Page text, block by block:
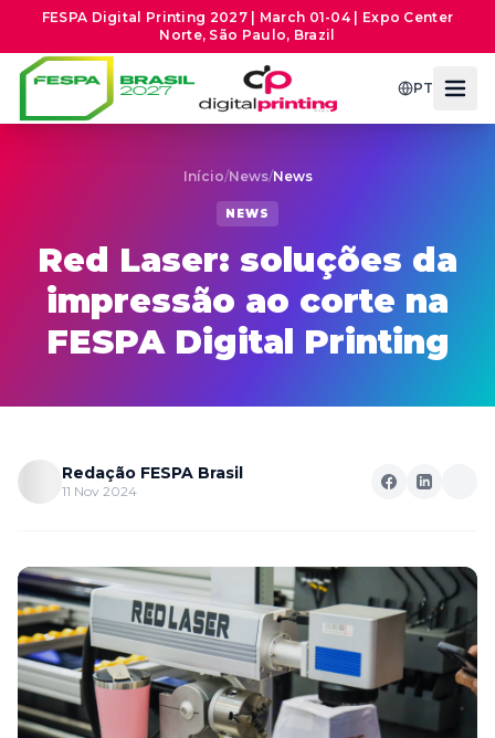
FESPA Digital Printing 2027 | March 01-04 | Expo Center
Norte, São Paulo, Brazil
PT
Início/News/News
NEWS
Red Laser: soluções da
impressão ao corte na
FESPA Digital Printing
Redação FESPA Brasil
11 Nov 2024